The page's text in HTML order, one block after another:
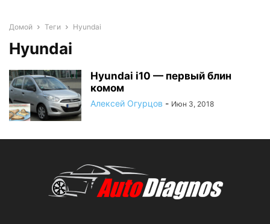
Домой Теги Hyundai
Hyundai
Hyundai i10 — первый блин
комом
Алексей Огурцов - Июн 3, 2018